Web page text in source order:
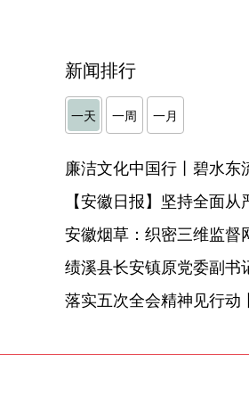
新闻排行
一天 一周 一月
廉洁文化中国行丨碧水东
【安徽日报】坚持全面从
安徽烟草：织密三维监督